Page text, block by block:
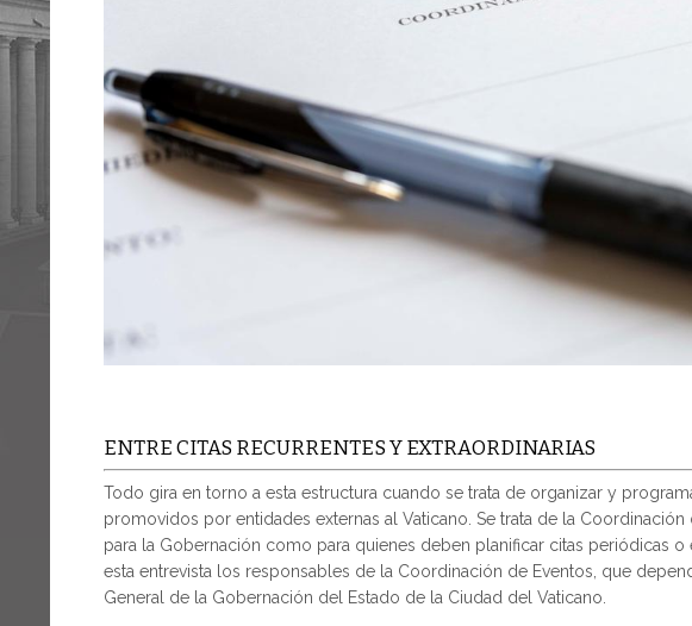
ENTRE CITAS RECURRENTES Y EXTRAORDINARIAS
Todo gira en torno a esta estructura cuando se trata de organizar y
promovidos por entidades externas al Vaticano. Se trata de la
para la Gobernación como para quienes deben planificar citas periódicas o
esta entrevista los responsables de la Coordinación de Eventos, que
General de la Gobernación del Estado de la Ciudad del Vaticano.